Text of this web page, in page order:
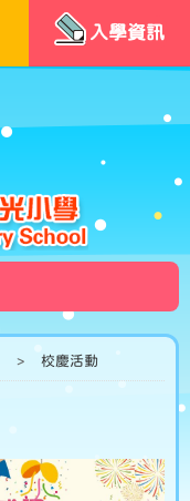
入學資訊
> 校慶活動